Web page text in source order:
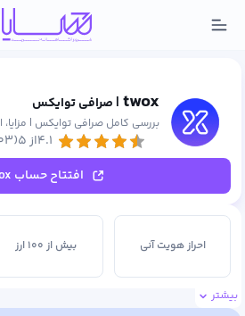
twox | صرافی توایکس
بررسی کامل صرافی توایکس | مزایا،
۴.۱از ۵
(۱۰۳ نظر)
افتتاح حساب twox
احراز هویت آنی بیش از ۱۰۰ ارز
بیشتر